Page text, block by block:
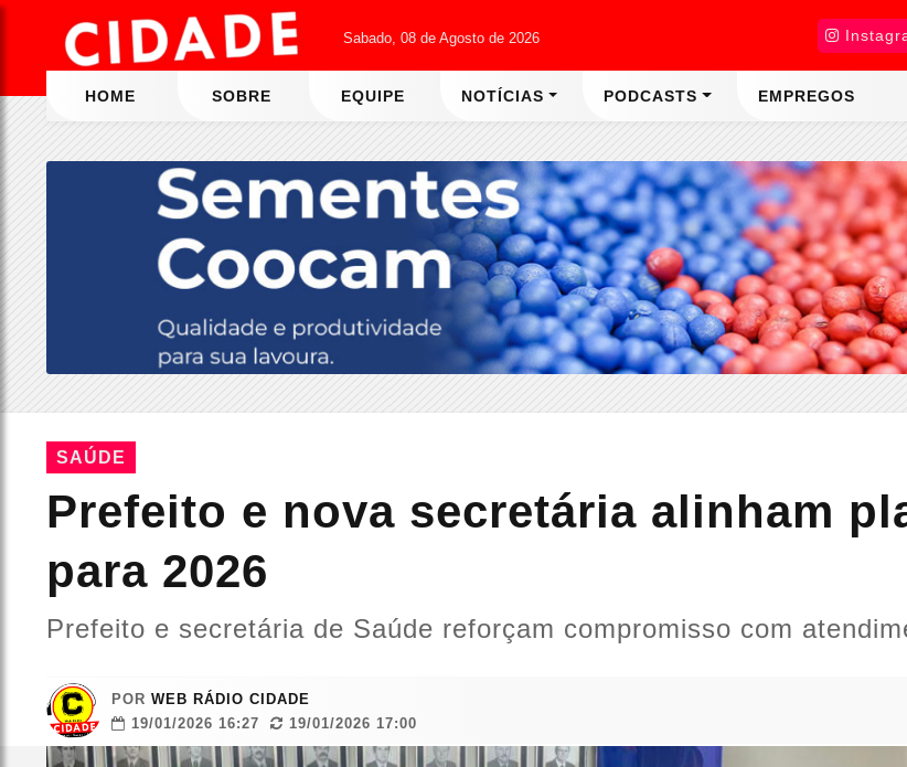
Sabado, 08 de Agosto de 2026
HOME SOBRE EQUIPE NOTÍCIAS PODCASTS EMPREGOS
SAÚDE
Prefeito e nova secretária alinham
para 2026
Prefeito e secretária de Saúde reforçam compromisso com
POR WEB RÁDIO CIDADE
19/01/2026 16:27
19/01/2026 17:00